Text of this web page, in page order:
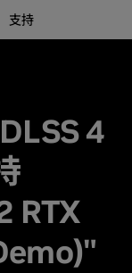
支持
4
RTX